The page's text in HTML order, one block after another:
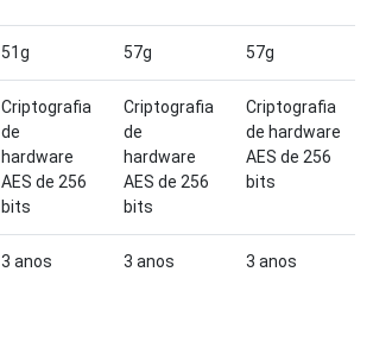
51g 57g 57g
Criptografia
de
hardware
AES de 256
bits
Criptografia
de
hardware
AES de 256
bits
Criptografia
de hardware
AES de 256
bits
3 anos 3 anos 3 anos